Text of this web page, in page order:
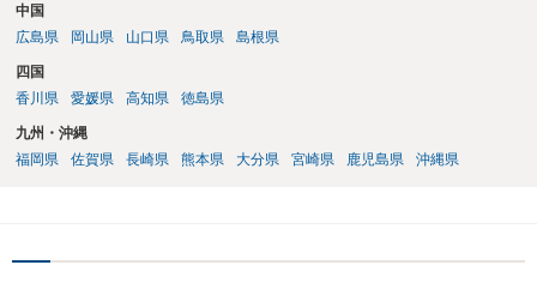
中国
広島県
岡山県 山口県 鳥取県 島根県
四国
香川県
愛媛県 高知県 徳島県
九州・沖縄
福岡県
佐賀県 長崎県 熊本県 大分県 宮崎県 鹿児島県 沖縄県